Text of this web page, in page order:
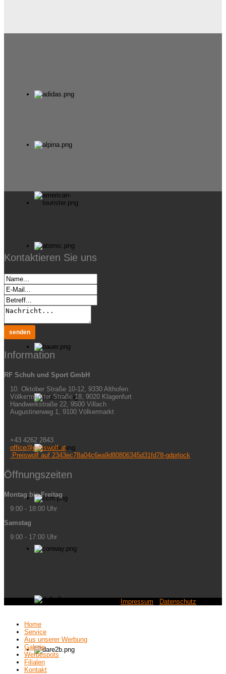
Kontaktieren Sie uns
Information
RF Schuh und Sport GmbH
10. Oktober Straße 10-12, 9330 Althofen
Völkermarkter Straße 18, 9020 Klagenfurt
Handwerkstraße 22, 9500 Villach
Augustinerweg 1, 9100 Völkermarkt
+43 4262 2843
office@preiswolf.at
Preiswolf auf 2343ec78a04c6ea9d80806345d31fd78-gdprlock
Öffnungszeiten
Montag bis Freitag
9:00 - 18:00 Uhr
Samstag
9:00 - 17:00 Uhr
Copyright © 2021 RF SCHUH+SPORT. Impressum Datenschutz
Home
Service
Aus unserer Werbung
Galerie
Werbespots
Filialen
Kontakt